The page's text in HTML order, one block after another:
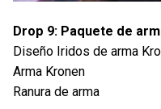
Drop 9: Paquete de
Diseño Iridos de arma
Arma Kronen
Ranura de arma